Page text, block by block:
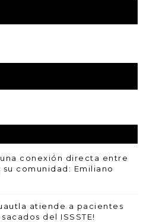
una conexión directa entre
comunidad: Emiliano
atiende a pacientes
del ISSSTE!